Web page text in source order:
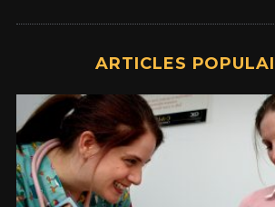
ARTICLES